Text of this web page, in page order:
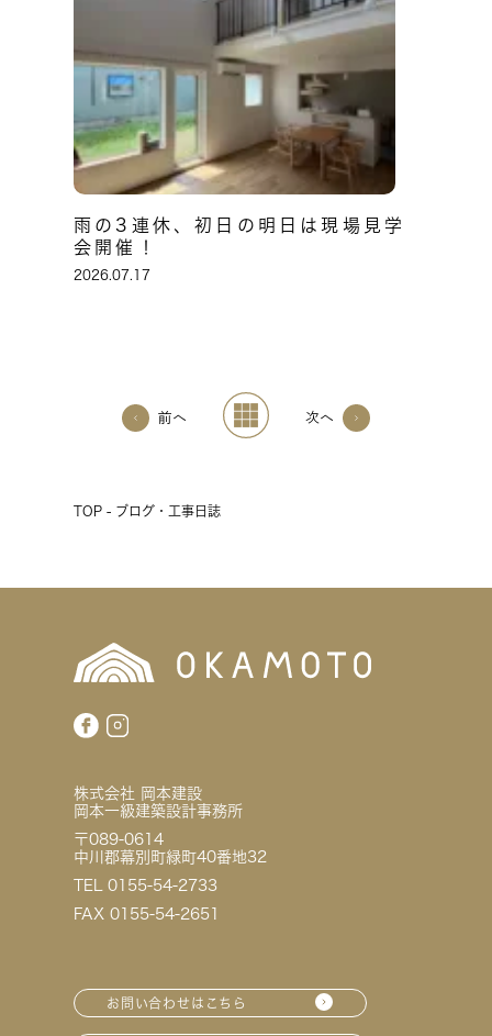
雨の3連休、初日の明日は現場見学
会開催！
2026.07.17
前へ 次へ
TOP - ブログ・工事日誌
株式会社 岡本建設
岡本一級建築設計事務所
〒089-0614
中川郡幕別町緑町40番地32
TEL 0155-54-2733
FAX 0155-54-2651
お問い合わせはこちら